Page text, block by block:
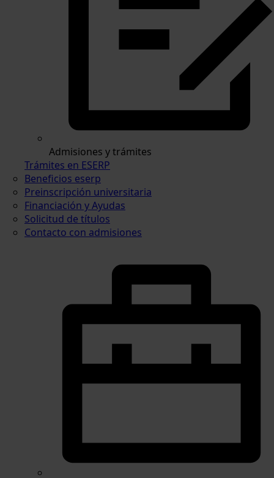
Admisiones y trámites
Trámites en ESERP
Beneficios eserp
Preinscripción universitaria
Financiación y Ayudas
Solicitud de títulos
Contacto con admisiones